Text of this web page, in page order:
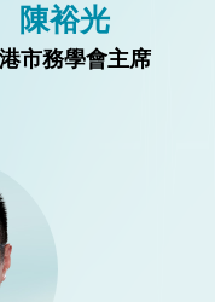
陳裕光
市務學會主席